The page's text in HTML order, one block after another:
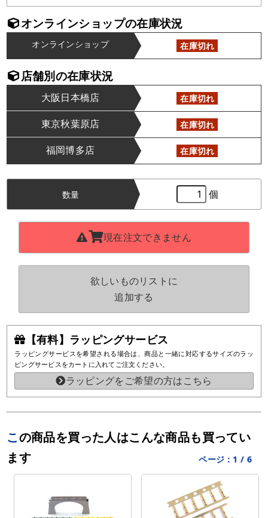
オンラインショップの在庫状況
オンラインショップ 在庫切れ
店舗別の在庫状況
大阪日本橋店 在庫切れ
東京秋葉原店 在庫切れ
福岡博多店 在庫切れ
【有料】ラッピングサービス
ラッピングサービスを希望される場合は、商品と一緒に対応するサイズのラッ
ピングサービスをカートに入れてご注文ください。
ラッピングをご希望の方はこちら
数量 個
現在注文できません
欲しいものリストに
追加する
この商品を買った人はこんな商品も買ってい
ます
ページ： 1 / 6